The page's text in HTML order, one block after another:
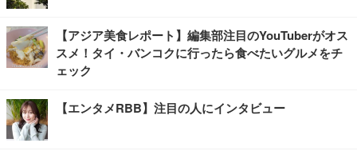
【アジア美食レポート】編集部注目のYouTuberがオス
スメ！タイ・バンコクに行ったら食べたいグルメをチ
ェック
【エンタメRBB】注目の人にインタビュー